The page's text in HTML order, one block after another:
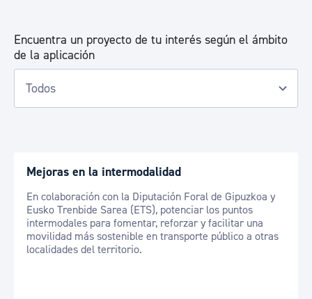
Encuentra un proyecto de tu interés según el ámbito
de la aplicación
Mejoras en la intermodalidad
En colaboración con la Diputación Foral de Gipuzkoa y
Eusko Trenbide Sarea (ETS), potenciar los puntos
intermodales para fomentar, reforzar y facilitar una
movilidad más sostenible en transporte público a otras
localidades del territorio.